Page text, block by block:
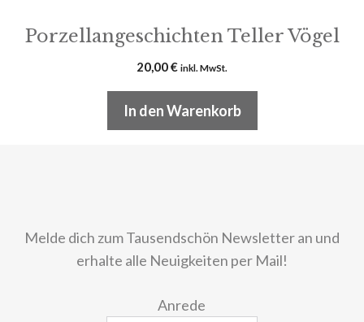
Porzellangeschichten Teller Vögel
20,00€ inkl. MwSt.
In den Warenkorb
Melde dich zum Tausendschön Newsletter an und
erhalte alle Neuigkeiten per Mail!
Anrede